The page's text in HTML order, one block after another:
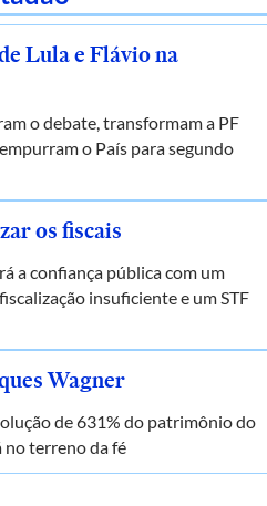
Lula e Flávio na
o debate, transformam a PF
o País para segundo
os fiscais
a confiança pública com um
insuficiente e um STF
Wagner
de 631% do patrimônio do
no terreno da fé